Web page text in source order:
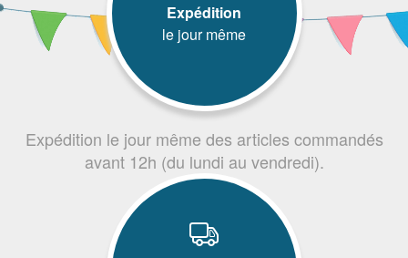
Expédition
le jour même
Expédition le jour même des articles commandés
avant 12h (du lundi au vendredi).